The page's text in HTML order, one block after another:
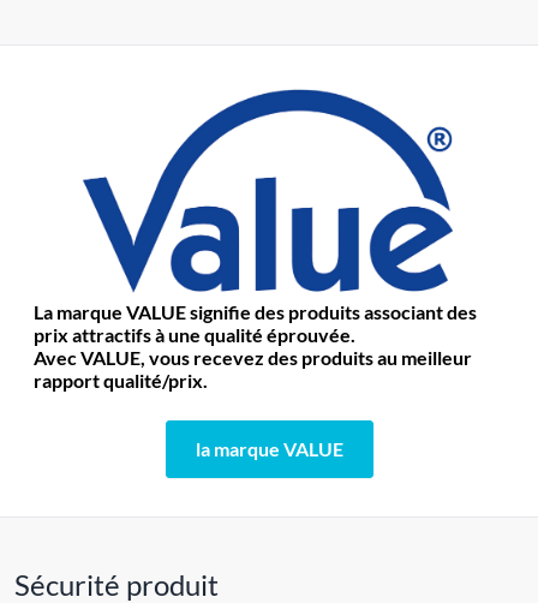
La marque VALUE signifie des produits associant des
prix attractifs à une qualité éprouvée.
Avec VALUE, vous recevez des produits au meilleur
rapport qualité/prix.
la marque VALUE
Sécurité produit